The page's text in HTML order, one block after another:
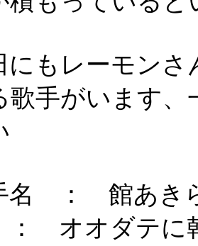
にもレーモン
歌手がいます、
名 ： 館あき
オオダテ